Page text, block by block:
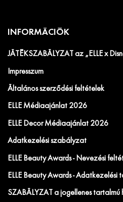
INFORMÁCIÓK
JÁTÉKSZABÁLYZAT az „ELLE x
Impresszum
Általános szerződési feltételek
ELLE Médiaajánlat 2026
ELLE Decor Médiaajánlat 2026
Adatkezelési szabályzat
ELLE Beauty Awards - Nevezési
ELLE Beauty Awards -
SZABÁLYZAT a jogellenes